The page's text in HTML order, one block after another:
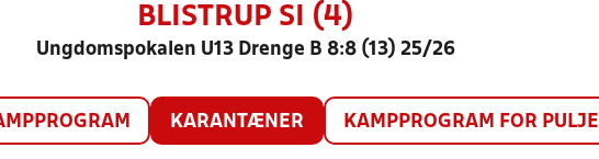
BLISTRUP SI (4)
Ungdomspokalen U13 Drenge B 8:8 (13) 25/26
KARANTÆNER KAMPPROGRAM FOR PULJE